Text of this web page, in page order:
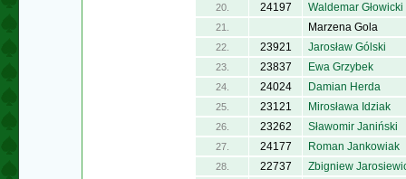
20. 24197 Waldemar Głowicki
21. Marzena Gola
22. 23921 Jarosław Gólski
23. 23837 Ewa Grzybek
24. 24024 Damian Herda
25. 23121 Mirosława Idziak
26. 23262 Sławomir Janiński
27. 24177 Roman Jankowiak
28. 22737 Zbigniew